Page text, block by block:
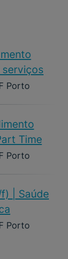
serviços
Porto
Time
Porto
| Saúde
Porto